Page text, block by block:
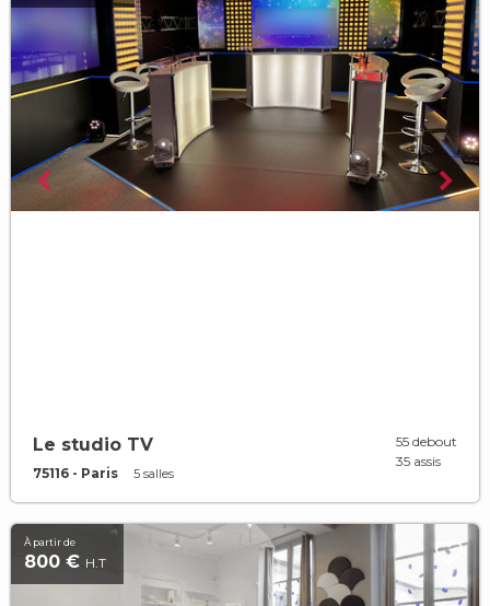
Le studio TV
75116 - Paris 5 salles
55 debout
35 assis
À partir de
800 € H.T